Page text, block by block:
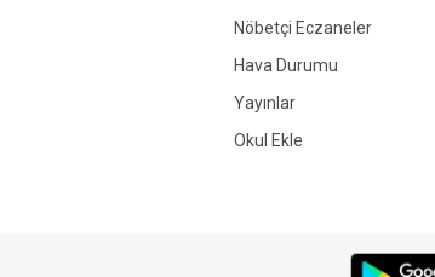
Nöbetçi Eczaneler
Hava Durumu
Yayınlar
Okul Ekle